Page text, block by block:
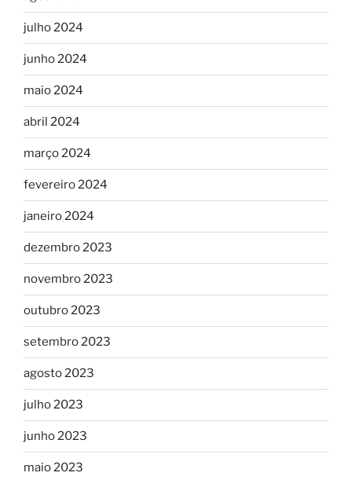
julho 2024
junho 2024
maio 2024
abril 2024
março 2024
fevereiro 2024
janeiro 2024
dezembro 2023
novembro 2023
outubro 2023
setembro 2023
agosto 2023
julho 2023
junho 2023
maio 2023